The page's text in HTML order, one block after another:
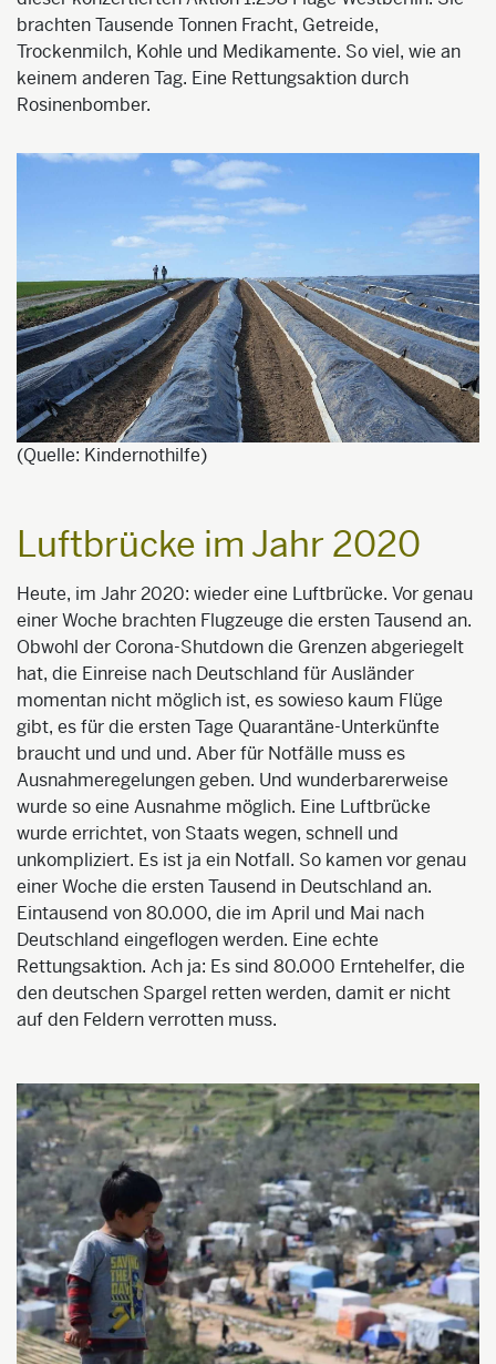
brachten Tausende Tonnen Fracht, Getreide,
Trockenmilch, Kohle und Medikamente. So viel, wie an
keinem anderen Tag. Eine Rettungsaktion durch
Rosinenbomber.
(Quelle: Kindernothilfe)
Luftbrücke im Jahr 2020
Heute, im Jahr 2020: wieder eine Luftbrücke. Vor genau
einer Woche brachten Flugzeuge die ersten Tausend an.
Obwohl der Corona-Shutdown die Grenzen abgeriegelt
hat, die Einreise nach Deutschland für Ausländer
momentan nicht möglich ist, es sowieso kaum Flüge
gibt, es für die ersten Tage Quarantäne-Unterkünfte
braucht und und und. Aber für Notfälle muss es
Ausnahmeregelungen geben. Und wunderbarerweise
wurde so eine Ausnahme möglich. Eine Luftbrücke
wurde errichtet, von Staats wegen, schnell und
unkompliziert. Es ist ja ein Notfall. So kamen vor genau
einer Woche die ersten Tausend in Deutschland an.
Eintausend von 80.000, die im April und Mai nach
Deutschland eingeflogen werden. Eine echte
Rettungsaktion. Ach ja: Es sind 80.000 Erntehelfer, die
den deutschen Spargel retten werden, damit er nicht
auf den Feldern verrotten muss.